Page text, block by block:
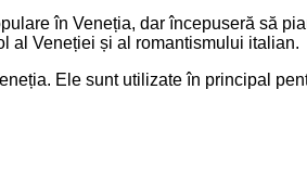
în Veneția, dar începuseră să
al Veneției și al romantismului italian.
Ele sunt utilizate în principal